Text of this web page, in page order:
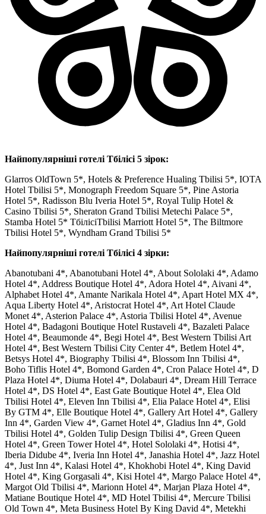
Найпопулярніші готелі Тбілісі 5 зірок:
Glarros OldTown 5*, Hotels & Preference Hualing Tbilisi 5*, IOTA
Hotel Tbilisi 5*, Monograph Freedom Square 5*, Pine Astoria
Hotel 5*, Radisson Blu Iveria Hotel 5*, Royal Tulip Hotel &
Casino Tbilisi 5*, Sheraton Grand Tbilisi Metechi Palace 5*,
Stamba Hotel 5* ТбілісіTbilisi Marriott Hotel 5*, The Biltmore
Tbilisi Hotel 5*, Wyndham Grand Tbilisi 5*
Найпопулярніші готелі Тбілісі 4 зірки:
Abanotubani 4*, Abanotubani Hotel 4*, About Sololaki 4*, Adamo
Hotel 4*, Address Boutique Hotel 4*, Adora Hotel 4*, Aivani 4*,
Alphabet Hotel 4*, Amante Narikala Hotel 4*, Apart Hotel MX 4*,
Aqua Liberty Hotel 4*, Aristocrat Hotel 4*, Art Hotel Claude
Monet 4*, Asterion Palace 4*, Astoria Tbilisi Hotel 4*, Avenue
Hotel 4*, Badagoni Boutique Hotel Rustaveli 4*, Bazaleti Palace
Hotel 4*, Beaumonde 4*, Begi Hotel 4*, Best Western Tbilisi Art
Hotel 4*, Best Western Tbilisi City Center 4*, Betlem Hotel 4*,
Betsys Hotel 4*, Biography Tbilisi 4*, Blossom Inn Tbilisi 4*,
Boho Tiflis Hotel 4*, Bomond Garden 4*, Cron Palace Hotel 4*, D
Plaza Hotel 4*, Diuma Hotel 4*, Dolabauri 4*, Dream Hill Terrace
Hotel 4*, DS Hotel 4*, East Gate Boutique Hotel 4*, Elea Old
Tbilisi Hotel 4*, Eleven Inn Tbilisi 4*, Elia Palace Hotel 4*, Elisi
By GTM 4*, Elle Boutique Hotel 4*, Gallery Art Hotel 4*, Gallery
Inn 4*, Garden View 4*, Garnet Hotel 4*, Gladius Inn 4*, Gold
Tbilisi Hotel 4*, Golden Tulip Design Tbilisi 4*, Green Queen
Hotel 4*, Green Tower Hotel 4*, Hotel Sololaki 4*, Hotisi 4*,
Iberia Didube 4*, Iveria Inn Hotel 4*, Janashia Hotel 4*, Jazz Hotel
4*, Just Inn 4*, Kalasi Hotel 4*, Khokhobi Hotel 4*, King David
Hotel 4*, King Gorgasali 4*, Kisi Hotel 4*, Margo Palace Hotel 4*,
Margot Old Tbilisi 4*, Marionn Hotel 4*, Marjan Plaza Hotel 4*,
Matiane Boutique Hotel 4*, MD Hotel Tbilisi 4*, Mercure Tbilisi
Old Town 4*, Meta Business Hotel By King David 4*, Metekhi